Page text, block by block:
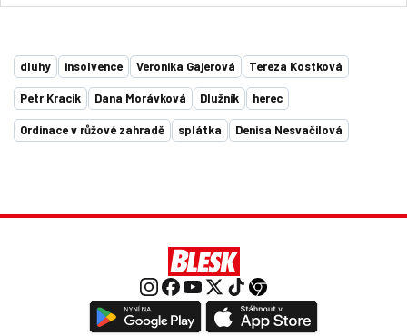
dluhy insolvence Veronika Gajerová Tereza Kostková
Petr Kracik Dana Morávková Dlužník herec
Ordinace v růžové zahradě splátka Denisa Nesvačilová